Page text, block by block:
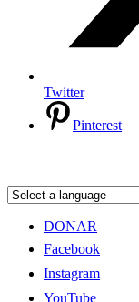
Twitter
Pinterest
DONAR
Facebook
Instagram
YouTube